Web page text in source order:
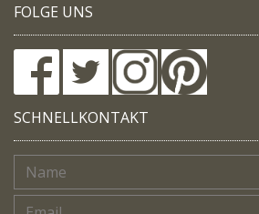
FOLGE UNS
SCHNELLKONTAKT